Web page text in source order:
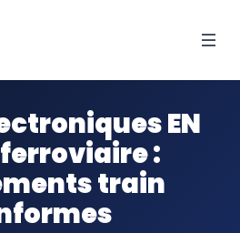
EN
:
train